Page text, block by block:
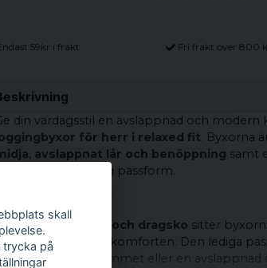
59kr i frakt Fri frakt över 800
din vardagsstil en avslappnad och modern
för herr i relaxed fit. Byxorna
, avslappnat lår och benöppning samt
bekväm och trendig passform.
resår i midjan och dragsko sitter
med komforten. Den lediga
vardagsbruk, gymmet eller en avslappnad
skall
på